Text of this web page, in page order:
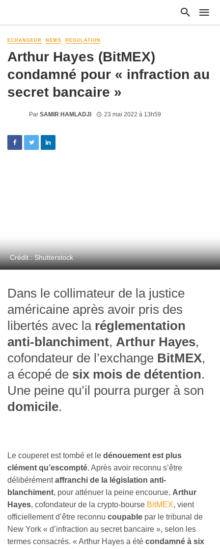
ECHANGEUR NEWS REGULATION
Arthur Hayes (BitMEX)
condamné pour « infraction au
secret bancaire »
Par SAMIR HAMLADJI 23 mai 2022 à 13h59
Crédit : Shutterstock
Dans le collimateur de la justice
américaine après avoir pris des
libertés avec la réglementation
anti-blanchiment, Arthur Hayes,
cofondateur de l’exchange BitMEX,
a écopé de six mois de détention.
Une peine qu’il pourra purger à son
domicile.
Le couperet est tombé et le dénouement est plus
clément qu’escompté. Après avoir reconnu s’être
délibérémentaffranchi de la législation anti-
blanchiment, pour atténuer la peine encourue, Arthur
Hayes, cofondateur de la crypto-bourse BitMEX, vient
officiellement d’être reconnu coupable par le tribunal de
New York « d’infraction au secret bancaire », selon les
termes consacrés. « Arthur Hayes a été condamné à six